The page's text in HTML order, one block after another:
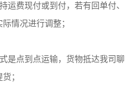
运费现付或到付，若有回单付、
情况进行调整；
是点到点运输，货物抵达我司聊
；